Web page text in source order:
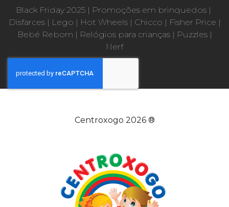
Black Friday 2025 | Promoções em brinquedos |
Disfarces| Lego | Hot Wheels| Chicco | Fisher Price |
Bebé Reborn | Relógios para crianças| Puzzles|
Nerf
Centroxogo 2026 ®